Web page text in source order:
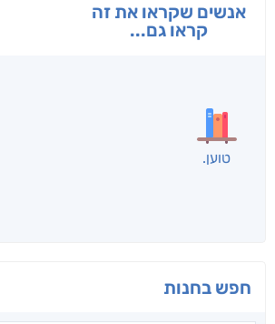
בפנוכו
חני שאטן
אנשים שקראו את זה